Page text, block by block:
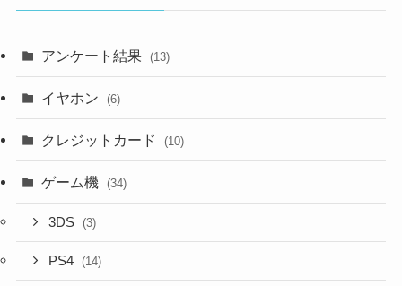
アンケート結果 (13)
イヤホン (6)
クレジットカード (10)
ゲーム機 (34)
3DS (3)
PS4 (14)